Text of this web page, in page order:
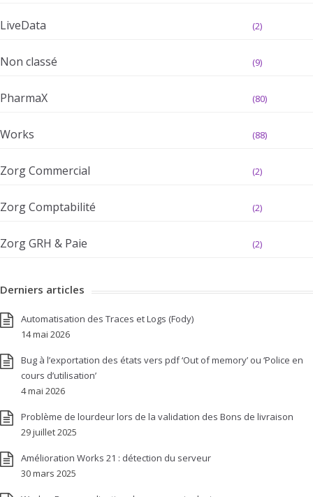
LiveData (2)
Non classé (9)
PharmaX (80)
Works (88)
Zorg Commercial (2)
Zorg Comptabilité (2)
Zorg GRH & Paie (2)
Derniers articles
Automatisation des Traces et Logs (Fody)
14 mai 2026
Bug à l’exportation des états vers pdf ‘Out of memory’ ou ‘Police en
cours d’utilisation’
4 mai 2026
Problème de lourdeur lors de la validation des Bons de livraison
29 juillet 2025
Amélioration Works 21 : détection du serveur
30 mars 2025